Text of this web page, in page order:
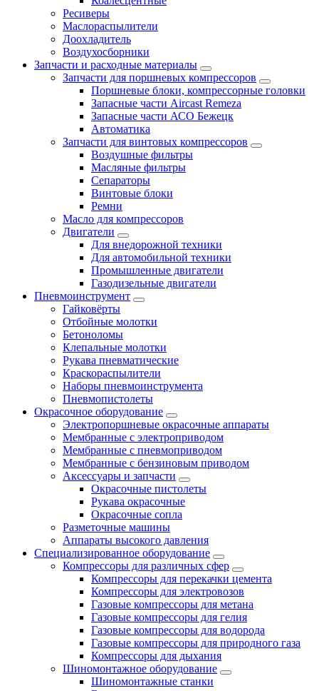
Ресиверы
Маслораспылители
Доохладитель
Воздухосборники
Запчасти и расходные материалы
Запчасти для поршневых компрессоров
Поршневые блоки, компрессорные головки
Запасные части Aircast Remeza
Запасные части АСО Бежецк
Автоматика
Запчасти для винтовых компрессоров
Воздушные фильтры
Масляные фильтры
Сепараторы
Винтовые блоки
Ремни
Масло для компрессоров
Двигатели
Для внедорожной техники
Для автомобильной техники
Промышленные двигатели
Газодизельные двигатели
Пневмоинструмент
Гайковёрты
Отбойные молотки
Бетоноломы
Клепальные молотки
Рукава пневматические
Краскораспылители
Наборы пневмоинструмента
Пневмопистолеты
Окрасочное оборудование
Электропоршневые окрасочные аппараты
Мембранные с электроприводом
Мембранные с пневмоприводом
Мембранные с бензиновым приводом
Аксессуары и запчасти
Окрасочные пистолеты
Рукава окрасочные
Окрасочные сопла
Разметочные машины
Аппараты высокого давления
Специализированное оборудование
Компрессоры для различных сфер
Компрессоры для перекачки цемента
Компрессоры для электровозов
Газовые компрессоры для метана
Газовые компрессоры для гелия
Газовые компрессоры для водорода
Газовые компрессоры для природного газа
Компрессоры для дыхания
Шиномонтажное оборудование
Шиномонтажные станки